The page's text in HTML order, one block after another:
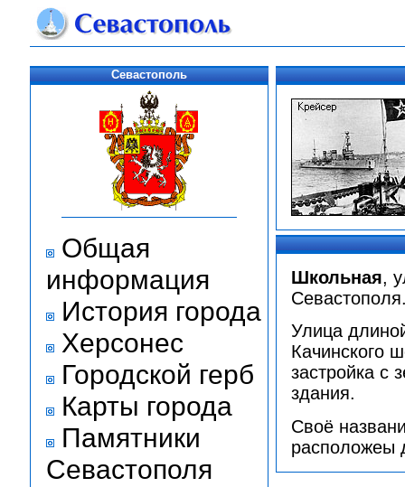
Севастополь
Общая
информация
История города
Херсонес
Городской герб
Карты города
Памятники
Севастополя
Школьная,
Улица
Качинского
застройка с
здания.
Своё
расположеы